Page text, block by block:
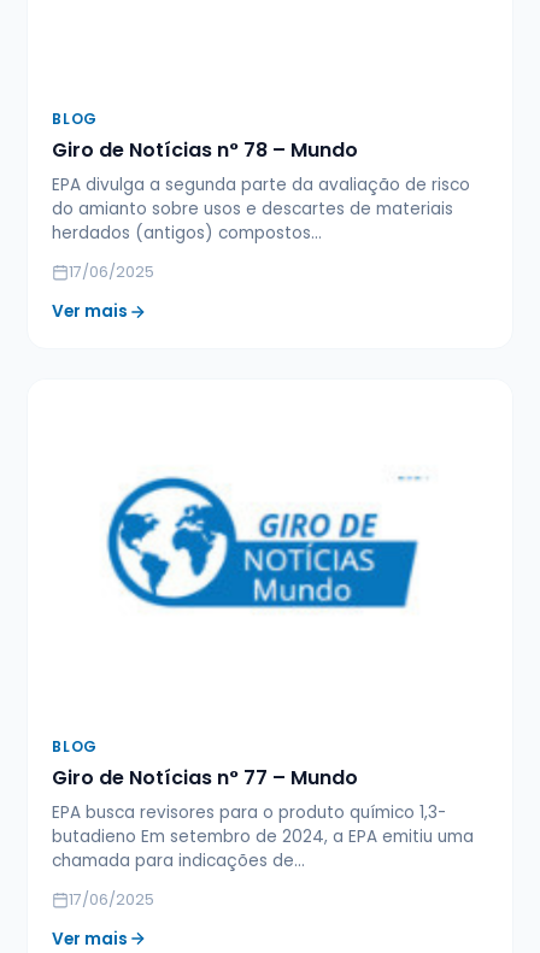
BLOG
Giro de Notícias n° 78 – Mundo
EPA divulga a segunda parte da avaliação de risco
do amianto sobre usos e descartes de materiais
herdados (antigos) compostos…
17/06/2025
Ver mais
BLOG
Giro de Notícias n° 77 – Mundo
EPA busca revisores para o produto químico 1,3-
butadieno Em setembro de 2024, a EPA emitiu uma
chamada para indicações de…
17/06/2025
Ver mais